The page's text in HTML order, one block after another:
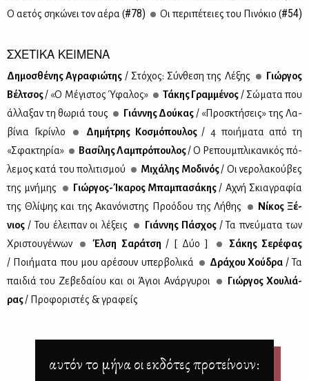
Ο αε­τός ση­κώ­νει τον αέ­ρα (#78) Οι πε­ρι­πέ­τειες του Πι­νό­κιο (#54)
ΣΧΕΤΙΚΑ ΚΕΙΜΕΝΑ
Δη­μο­σθέ­νης Αγρα­φιώ­της / Στό­χος: Σύν­θε­ση της Λέ­ξης
Γιώρ­γος
Βέλ­τσος/ «Ο Μέ­γι­στος Ύφα­λος» Τά­κης Γραμ­μέ­νος / Σώ­μα­τα που
άλ­λα­ξαν τη θω­ριά τους
Γιάν­νης Δού­κας / «Προ­σκτή­σεις» της Λα­
βί­νια Γκρίν­λο
Δη­μή­τρης Κο­σμό­που­λος / 4 ποι­ή­μα­τα από τη
«Σφα­κτη­ρία»
Βα­σί­λης Λα­μπρό­που­λος/ Ο Ρε­που­μπλι­κα­νι­κός πό­
λε­μος κα­τά του πο­λι­τι­σμού
Μι­χά­λης Μο­δι­νός/ Οι νε­ρο­λα­κού­βες
της μνή­μης
Γιώρ­γος-Ίκα­ρος Μπα­μπα­σά­κης / Αχνή Σκια­γρα­φία
της Θλί­ψης και της Ακα­νό­νι­στης Προ­ό­δου της Λή­θης
Νί­κος Ξέ­
νιος / Του έλει­παν οι λέ­ξεις Γιάν­νης Πά­σχος / Τα πνεύ­μα­τα των
Χρι­στου­γέν­νων
Έλ­ση Σα­ρά­τση / [ Δύο ]
Σά­κης Σε­ρέ­φας
/ Ποι­ή­μα­τα που μου αρέ­σουν υπερ­βο­λι­κά
Δρά­χου Χού­δρα / Τα
παι­διά του Ζε­βε­δαί­ου και οι Άγιοι Ανάρ­γυ­ροι
Γιώρ­γος Χου­λιά­
ρας/ Προ­φο­ρι­στές & γρα­φείς
αυτόν το μήνα οι εκδότες προτείνουν: